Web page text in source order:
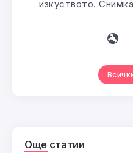
изкуството.
Още статии